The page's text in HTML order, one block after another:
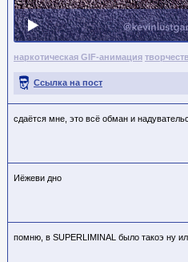
наркотическая GIF-анимация
Ссылка на пост
сдаётся мне, это всё обман и
Иёжеви дно
помню, в SUPERLIMINAL было такоэ ну